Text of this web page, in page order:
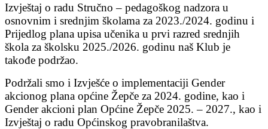
Izvještaj o radu Stručno – pedagoškog nadzora u
osnovnim i srednjim školama za 2023./2024. godinu i
Prijedlog plana upisa učenika u prvi razred srednjih
škola za školsku 2025./2026. godinu naš Klub je
takođe podržao.
Podržali smo i Izvješće o implementaciji Gender
akcionog plana općine Žepče za 2024. godine, kao i
Gender akcioni plan Općine Žepče 2025. – 2027., kao i
Izvještaj o radu Općinskog pravobranilaštva.